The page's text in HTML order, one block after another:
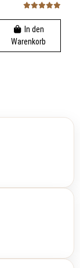
In den
Warenkorb